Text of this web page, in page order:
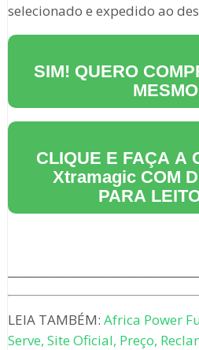
selecionado e expedido ao
SIM! QUERO
CLIQUE E FAÇA A
XtramagicCOM
PARA
LEIA TAMBÉM: Africa Power
Serve, Site Oficial, Preço,